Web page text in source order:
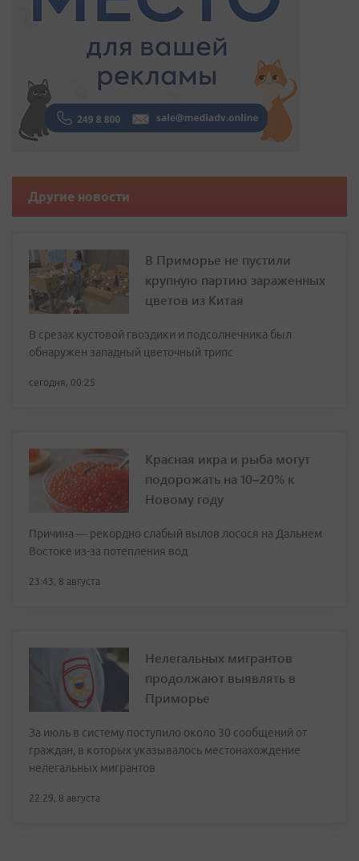
Другие новости
В Приморье не пустили
крупную партию зараженных
цветов из Китая
В срезах кустовой гвоздики и подсолнечника был
обнаружен западный цветочный трипс
сегодня, 00:25
Красная икра и рыба могут
подорожать на 10–20% к
Новому году
Причина — рекордно слабый вылов лосося на Дальнем
Востоке из-за потепления вод
23:43, 8 августа
Нелегальных мигрантов
продолжают выявлять в
Приморье
За июль в систему поступило около 30 сообщений от
граждан, в которых указывалось местонахождение
нелегальных мигрантов
22:29, 8 августа